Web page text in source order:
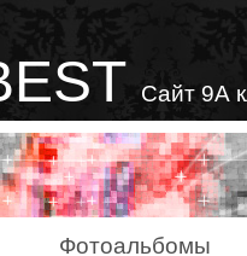
Сайт 9А
Фотоальбомы